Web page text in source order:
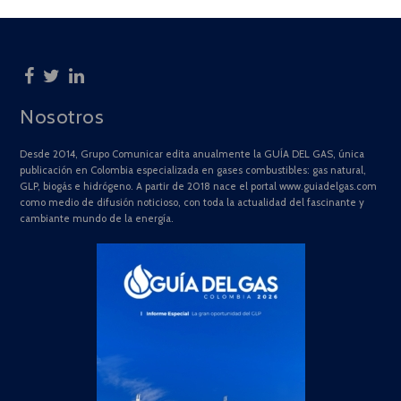
Nosotros
Desde 2014, Grupo Comunicar edita anualmente la GUÍA DEL GAS, única
publicación en Colombia especializada en gases combustibles: gas natural,
GLP, biogás e hidrógeno. A partir de 2018 nace el portal www.guiadelgas.com
como medio de difusión noticioso, con toda la actualidad del fascinante y
cambiante mundo de la energía.